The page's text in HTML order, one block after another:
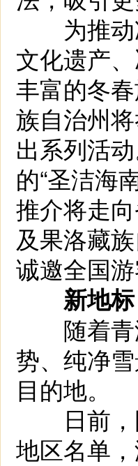
为推动
文化遗产
丰富的冬
族自治州
出系列活
的“圣洁海
推介将走
及果洛藏
诚邀全国
新地
随着青
势、纯净
目的地。
日前，
地区名单